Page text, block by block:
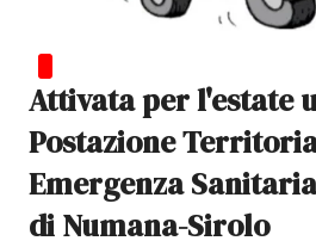
Attivata per l'estate
Postazione
Emergenza
di Numana-Sirolo